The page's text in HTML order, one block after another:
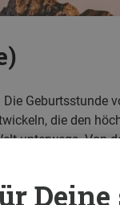
Deine
Geburtsstunde
die den
unterwegs. Von